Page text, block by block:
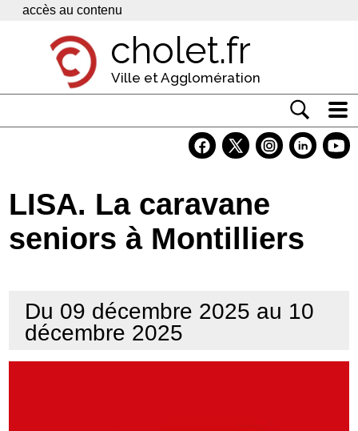
Panneau de gestion des cookies
accès au contenu
cholet.fr
Ville et Agglomération
Economie
Services
LISA. La caravane
seniors à Montilliers
Du 09 décembre 2025 au 10
décembre 2025